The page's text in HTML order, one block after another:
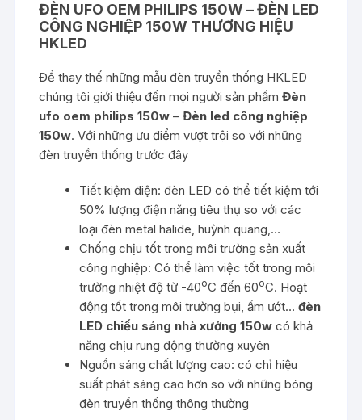
ĐÈN UFO OEM PHILIPS 150W – ĐÈN LED
CÔNG NGHIỆP 150W THƯƠNG HIỆU
HKLED
Để thay thế những mẫu đèn truyền thống HKLED
chúng tôi giới thiệu đến mọi người sản phẩmĐèn
ufo oem philips 150w –Đèn led công nghiệp
150w. Với những ưu điểm vượt trội so với những
đèn truyền thống trước đây
Tiết kiệm điện: đèn LED có thể tiết kiệm tới
50% lượng điện năng tiêu thụ so với các
loại đèn metal halide, huỳnh quang,…
Chống chịu tốt trong môi trường sản xuất
công nghiệp: Có thể làm việc tốt trong môi
trường nhiệt độ từ -40oC đến 60oC. Hoạt
động tốt trong môi trường bụi, ẩm ướt…đèn
LED chiếu sáng nhà xưởng 150w có khả
năng chịu rung động thường xuyên
Nguồn sáng chất lượng cao: có chỉhiệu
suất phát sáng cao hơn so với những bóng
đèn truyền thống thông thường